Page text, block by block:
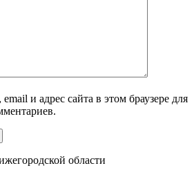
и адрес сайта в этом браузере для
области